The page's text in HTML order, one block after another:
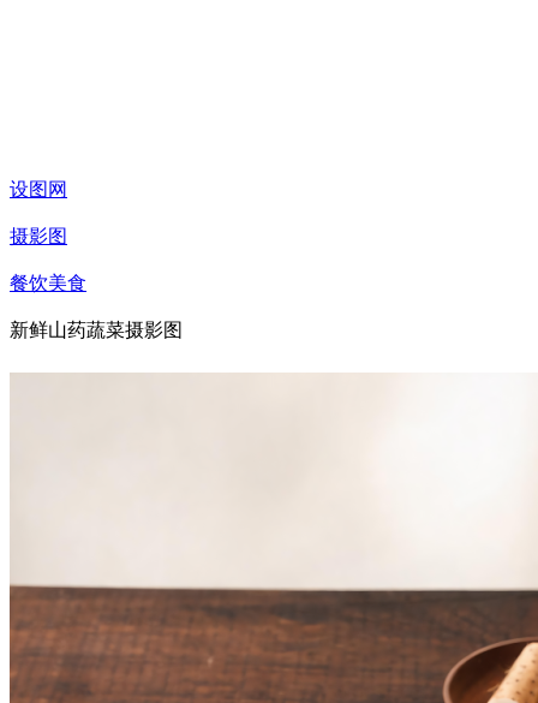
设图网
摄影图
餐饮美食
新鲜山药蔬菜摄影图